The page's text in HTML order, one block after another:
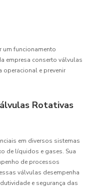
um funcionamento
empresa conserto válvulas
operacional e prevenir
Rotativas
em diversos sistemas
de líquidos e gases. Sua
de processos
válvulas desempenha
e segurança das